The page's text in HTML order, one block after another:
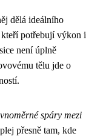
dělá ideálního
potřebují výkon i
není úplně
tělu jde o
spáry mezi
přesně tam, kde